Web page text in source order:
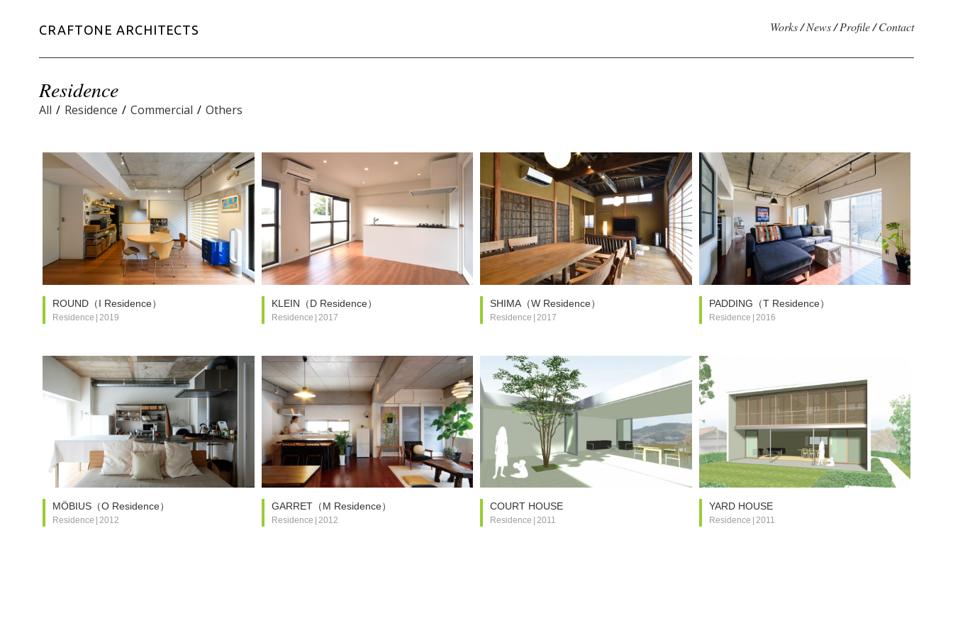
CRAFTONE ARCHITECTS Works/ News/ Profile/ Contact
Residence
All / Residence / Commercial / Others
ROUND（I Residence）
Residence | 2019
KLEIN（D Residence）
Residence | 2017
SHIMA（W Residence）
Residence | 2017
PADDING（T Residence）
Residence | 2016
MÖBIUS（O Residence）
Residence 2012
GARRET（M Residence）
Residence 2012
COURT HOUSE
Residence 2011
YARD HOUSE
Residence 2011